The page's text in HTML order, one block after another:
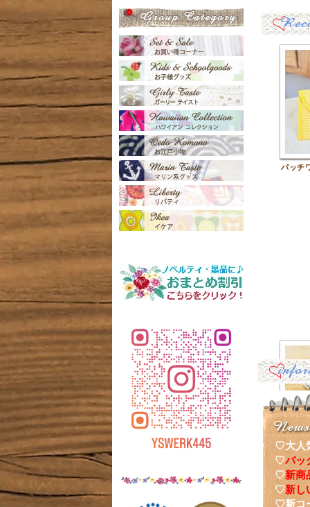
パッチ
ナーポ
♡大人
♡バッ
♡新商
♡新し
♡新コ